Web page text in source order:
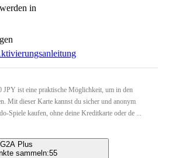
in
JPY ist eine praktische Möglichkeit, um in den
Mit dieser Karte kannst du sicher und anonym
Spiele kaufen, ohne deine Kreditkarte oder de ...
G2A Plus
sammeln:55